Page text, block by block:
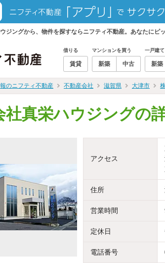
ジングから、物件を探すならニフティ不動産。あなたにピ
借りる
賃貸
マンションを買う
新築 中古
一戸建て
新築
のニフティ不動産 不動産会社 滋賀県 大津市
社真栄ハウジングの
アクセス
住所
営業時間
定休日
電話番号